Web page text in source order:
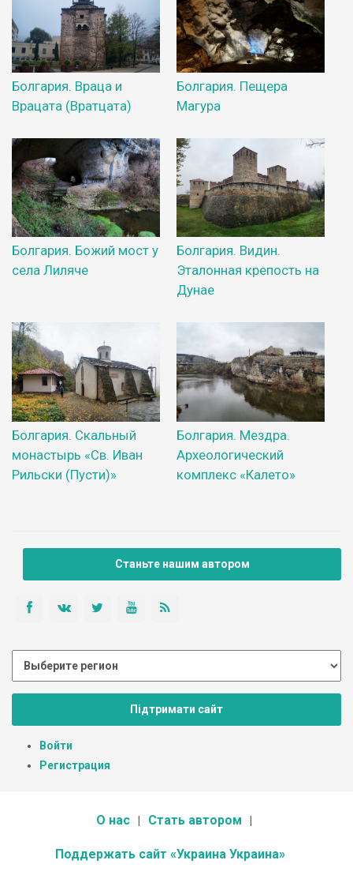
Болгария. Враца и
Врацата (Вратцата)
Болгария. Пещера
Магура
Болгария. Божий мост у
села Лиляче
Болгария. Видин.
Эталонная крепость на
Дунае
Болгария. Скальный
монастырь «Св. Иван
Рильски (Пусти)»
Болгария. Мездра.
Археологический
комплекс «Калето»
Станьте нашим автором
Підтримати сайт
Войти
Регистрация
О нас Стать автором
Поддержать сайт «Украина Украина»